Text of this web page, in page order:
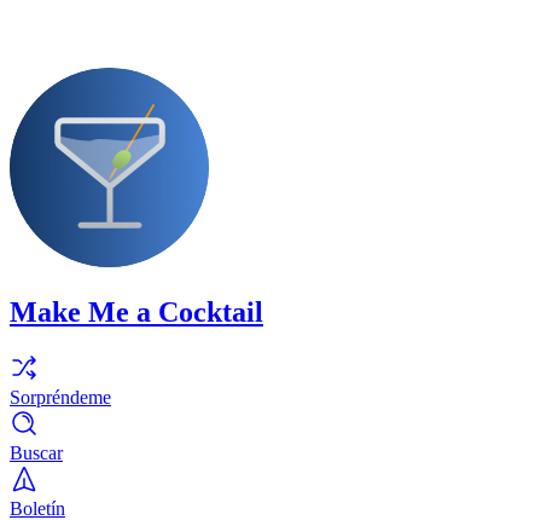
Make Me a Cocktail
Sorpréndeme
Buscar
Boletín